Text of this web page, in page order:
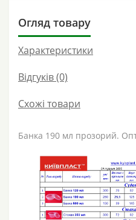
Огляд товару
Характеристики
Відгуків (0)
Схожі товари
Банка 190 мл прозорий.